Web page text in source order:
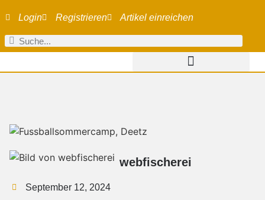
Login Registrieren Artikel einreichen
webfischerei
September 12, 2024